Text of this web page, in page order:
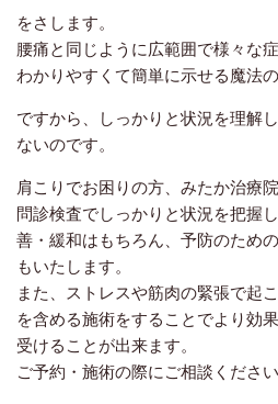
をさします。
腰痛と同じように広範囲で様々な
わかりやすくて簡単に示せる魔法の
ですから、しっかりと状況を理解
ないのです。
肩こりでお困りの方、みたか治療
問診検査でしっかりと状況を把握
善・緩和はもちろん、予防のため
もいたします。
また、ストレスや筋肉の緊張で起
を含める施術をすることでより効
受けることが出来ます。
ご予約・施術の際にご相談ください